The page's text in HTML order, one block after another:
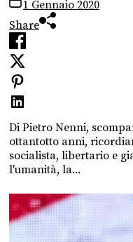
1 Gennaio 2020
Share
Di Pietro Nenni,
ottantotto anni,
socialista, libertario e
l'umanità, la...